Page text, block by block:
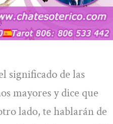
significado de las
mayores y dice que
lado, te hablarán de